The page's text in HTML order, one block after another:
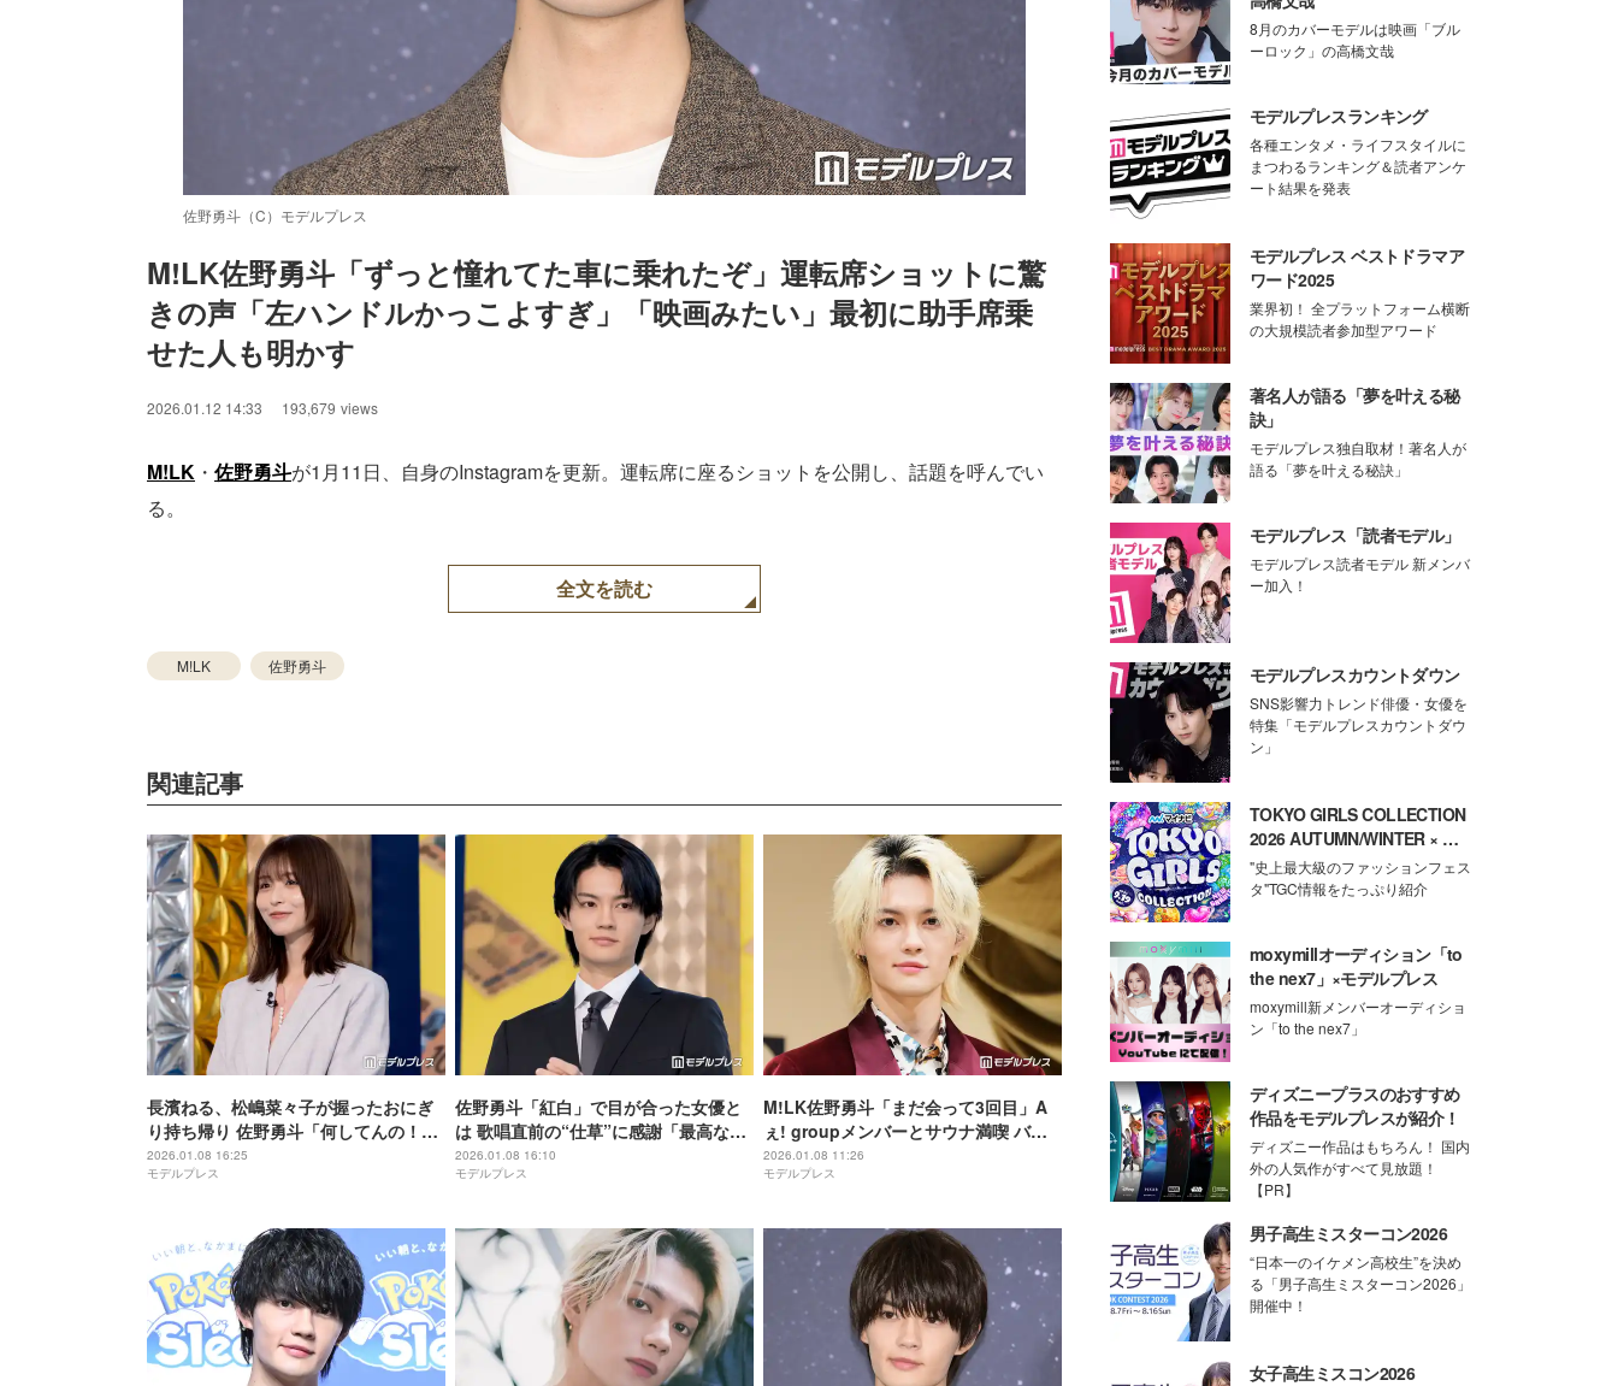
佐野勇斗（C）モデルプレス
Unmute Loaded:
87.03%
M!LK佐野勇斗「ずっと憧れてた車に乗れたぞ」運転席ショットに驚
きの声「左ハンドルかっこよすぎ」「映画みたい」最初に助手席乗
せた人も明かす
2026.01.12 14:33 193,679 views
M!LK ・ 佐野勇斗が1月11日、自身のInstagramを更新。運転席に座るショットを公開し、話題を呼んでい
る。
全文を読む
M!LK 佐野勇斗
関連記事
長濱ねる、松嶋菜々子が握ったおにぎ
り持ち帰り 佐野勇斗「何してんの！」
【おコメの女－国税局資料調査課・雑
国室－】
2026.01.08 16:25
モデルプレス
佐野勇斗「紅白」で目が合った女優と
は 歌唱直前の“仕草”に感謝「最高なパ
フォーマンスができました」【おコメ
の女－国税局資料調査課・雑国室－】
2026.01.08 16:10
モデルプレス
M!LK佐野勇斗「まだ会って3回目」A
ぇ! groupメンバーとサウナ満喫 バス
ローブ2ショットに「貴重」「ビジュと
色気が爆発」の声
2026.01.08 11:26
モデルプレス
8月のカバーモデルは映画「ブル
ーロック」の高橋文哉
モデルプレスランキング
各種エンタメ・ライフスタイルに
まつわるランキング＆読者アンケ
ート結果を発表
モデルプレス ベストドラマア
ワード2025
業界初！ 全プラットフォーム横断
の大規模読者参加型アワード
著名人が語る「夢を叶える秘
訣」
モデルプレス独自取材！著名人が
語る「夢を叶える秘訣」
モデルプレス「読者モデル」
モデルプレス読者モデル 新メンバ
ー加入！
モデルプレスカウントダウン
SNS影響力トレンド俳優・女優を
特集「モデルプレスカウントダウ
ン」
TOKYO GIRLS COLLECTION
2026 AUTUMN/WINTER × モ
デルプレス
"史上最大級のファッションフェス
タ"TGC情報をたっぷり紹介
moxymillオーディション「to
the nex7」×モデルプレス
moxymill新メンバーオーディショ
ン「to the nex7」
ディズニープラスのおすすめ
作品をモデルプレスが紹介！
ディズニー作品はもちろん！ 国内
外の人気作がすべて見放題！
【PR】
男子高生ミスターコン2026
“日本一のイケメン高校生”を決め
る「男子高生ミスターコン2026」
開催中！
女子高生ミスコン2026